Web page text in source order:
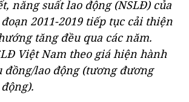
năng suất lao động (NSLĐ) của
2011-2019 tiếp tục cải thiện
tăng đều qua các năm.
Việt Nam theo giá hiện hành
đồng/lao động (tương đương